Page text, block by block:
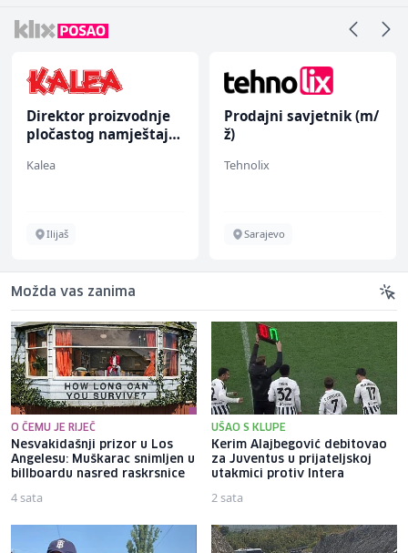
Direktor proizvodnje
pločastog namještaja
Kalea
Ilijaš
Prodajni savjetnik (m/
ž)
Tehnolix
Sarajevo
Možda vas zanima
O ČEMU JE RIJEČ
Nesvakidašnji prizor u Los
Angelesu: Muškarac snimljen u
billboardu nasred raskrsnice
4 sata
UŠAO S KLUPE
Kerim Alajbegović debitovao
za Juventus u prijateljskoj
utakmici protiv Intera
2 sata